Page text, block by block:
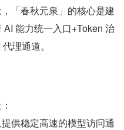
「春秋元泉」的核心是建
能力统一入口+Token 治
理通道。
供稳定高速的模型访问通